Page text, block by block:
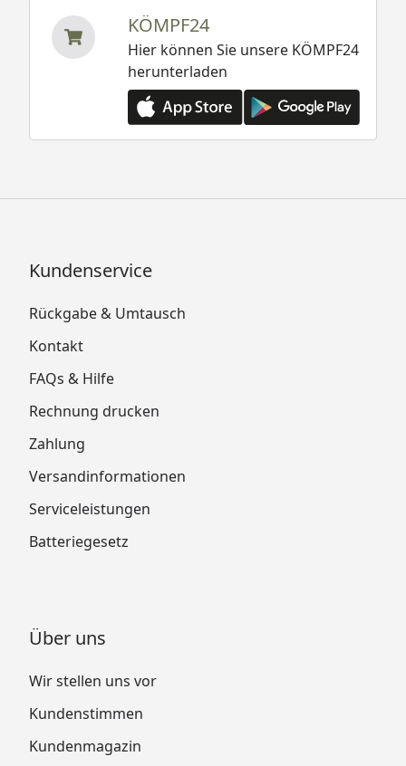
KÖMPF24
Hier können Sie unsere KÖMPF24
herunterladen
Kundenservice
Rückgabe & Umtausch
Kontakt
FAQs & Hilfe
Rechnung drucken
Zahlung
Versandinformationen
Serviceleistungen
Batteriegesetz
Über uns
Wir stellen uns vor
Kundenstimmen
Kundenmagazin